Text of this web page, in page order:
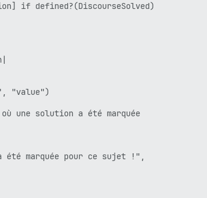
if defined?(DiscourseSolved)
"value")
une solution a été marquée
été marquée pour ce sujet !",